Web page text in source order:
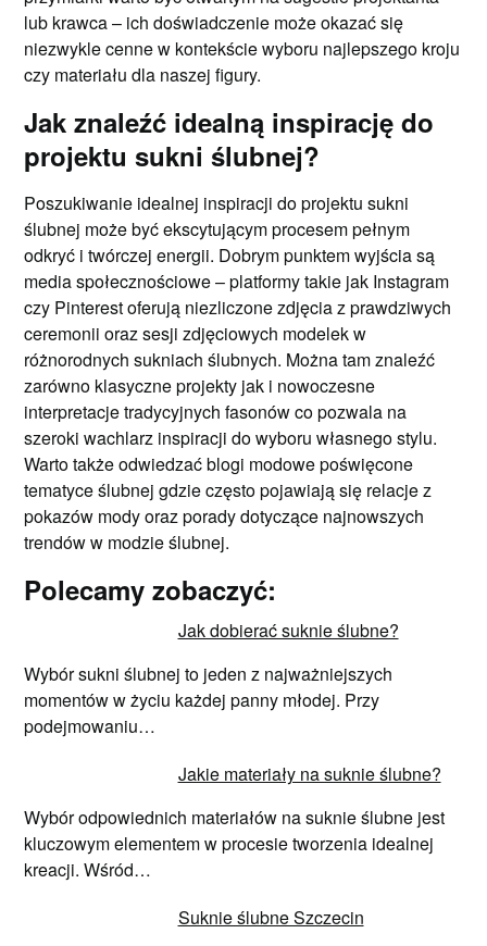
lub krawca – ich doświadczenie może okazać się
niezwykle cenne w kontekście wyboru najlepszego kroju
czy materiału dla naszej figury.
Jak znaleźć idealną inspirację do
projektu sukni ślubnej?
Poszukiwanie idealnej inspiracji do projektu sukni
ślubnej może być ekscytującym procesem pełnym
odkryć i twórczej energii. Dobrym punktem wyjścia są
media społecznościowe – platformy takie jak Instagram
czy Pinterest oferują niezliczone zdjęcia z prawdziwych
ceremonii oraz sesji zdjęciowych modelek w
różnorodnych sukniach ślubnych. Można tam znaleźć
zarówno klasyczne projekty jak i nowoczesne
interpretacje tradycyjnych fasonów co pozwala na
szeroki wachlarz inspiracji do wyboru własnego stylu.
Warto także odwiedzać blogi modowe poświęcone
tematyce ślubnej gdzie często pojawiają się relacje z
pokazów mody oraz porady dotyczące najnowszych
trendów w modzie ślubnej.
Polecamy zobaczyć:
Jak dobierać suknie ślubne?
Wybór sukni ślubnej to jeden z najważniejszych
momentów w życiu każdej panny młodej. Przy
podejmowaniu…
Jakie materiały na suknie ślubne?
Wybór odpowiednich materiałów na suknie ślubne jest
kluczowym elementem w procesie tworzenia idealnej
kreacji. Wśród…
Suknie ślubne Szczecin